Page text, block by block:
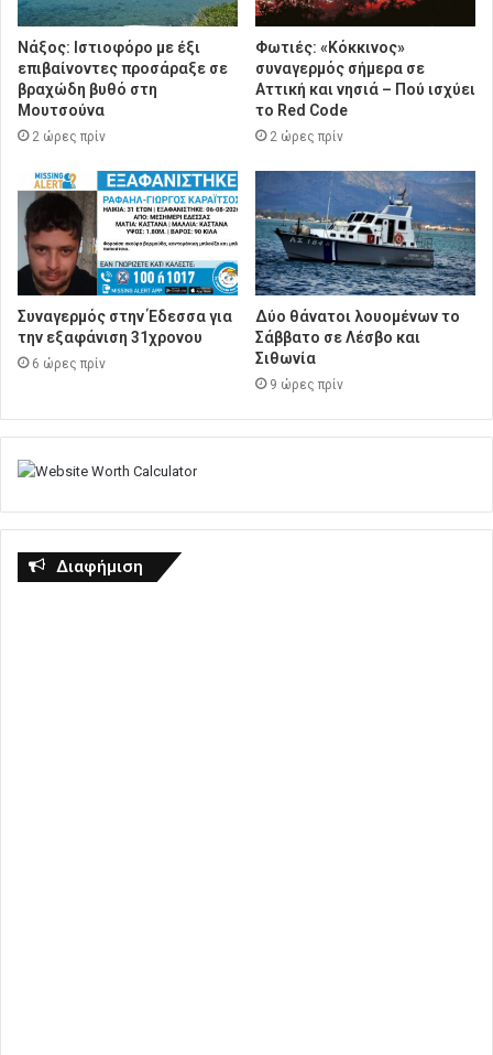
Νάξος: Ιστιοφόρο με έξι
επιβαίνοντες προσάραξε σε
βραχώδη βυθό στη
Μουτσούνα
2 ώρες πρίν
Φωτιές: «Κόκκινος»
συναγερμός σήμερα σε
Αττική και νησιά – Πού ισχύει
το Red Code
2 ώρες πρίν
Συναγερμός στην Έδεσσα για
την εξαφάνιση 31χρονου
6 ώρες πρίν
Δύο θάνατοι λουομένων το
Σάββατο σε Λέσβο και
Σιθωνία
9 ώρες πρίν
Διαφήμιση